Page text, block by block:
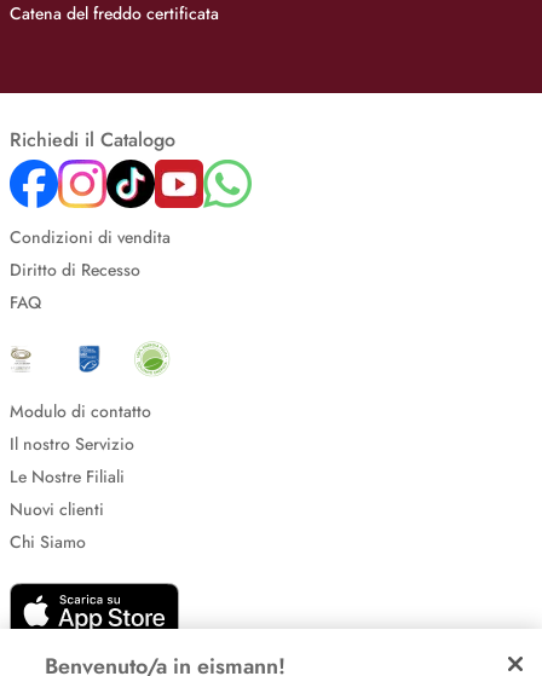
Catena del freddo certificata
Richiedi il Catalogo
Condizioni di vendita
Diritto di Recesso
FAQ
Modulo di contatto
Il nostro Servizio
Le Nostre Filiali
Nuovi clienti
Chi Siamo
Benvenuto/a in eismann!